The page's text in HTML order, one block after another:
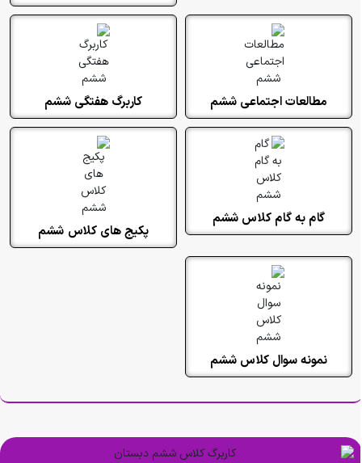
مطالعات اجتماعی ششم کاربرگ هفتگی ششم
گام به گام کلاس ششم
پکیج های کلاس ششم
نمونه سوال کلاس ششم